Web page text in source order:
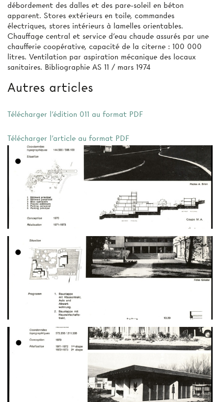
débordement des dalles et des pare-soleil en béton
apparent. Stores extérieurs en toile, commandes
électriques, stores intérieurs à lamelles orientables.
Chauffage central et service d’eau chaude assurés par une
chaufferie coopérative, capacité de la citerne : 100 000
litres. Ventilation par aspiration mécanique des locaux
sanitaires. Bibliographie AS 11 / mars 1974
Autres articles
Télécharger l'édition 011 au format PDF
Télécharger l'article au format PDF